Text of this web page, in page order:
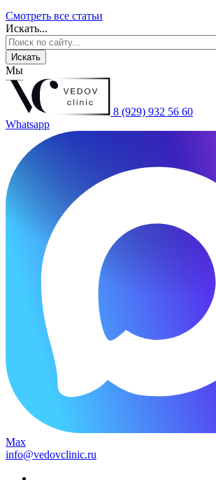
Смотреть все статьи
Искать...
Искать
Мы
8 (929) 932 56 60
Whatsapp
Max
info@vedovclinic.ru